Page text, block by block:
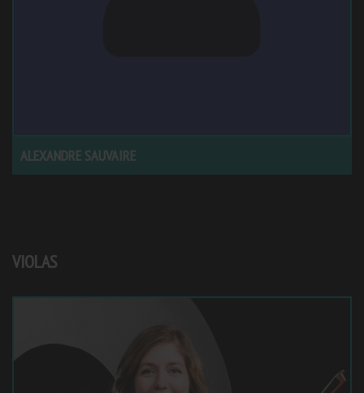
ALEXANDRE SAUVAIRE
VIOLAS